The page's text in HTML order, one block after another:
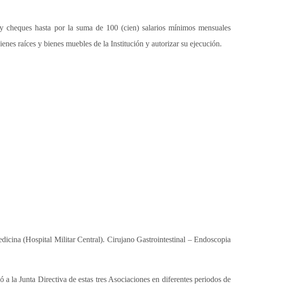
hasta por la suma de 100 (cien) salarios mínimos mensuales
raíces y bienes muebles de la Institución y autorizar su ejecución.
(Hospital Militar Central). Cirujano Gastrointestinal – Endoscopia
la Junta Directiva de estas tres Asociaciones en diferentes periodos de